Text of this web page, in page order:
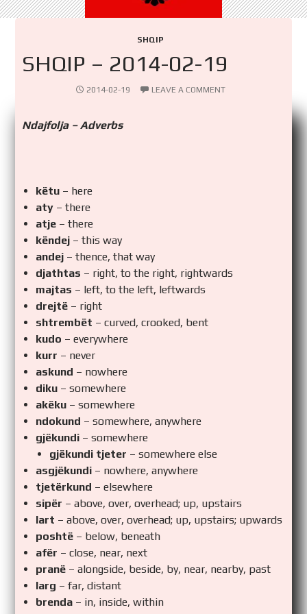
SHQIP
SHQIP – 2014-02-19
2014-02-19 LEAVE A COMMENT
Ndajfolja – Adverbs
këtu – here
aty – there
atje – there
këndej – this way
andej – thence, that way
djathtas – right, to the right, rightwards
majtas – left, to the left, leftwards
drejtë – right
shtrembët – curved, crooked, bent
kudo – everywhere
kurr – never
askund – nowhere
diku – somewhere
akëku – somewhere
ndokund – somewhere, anywhere
gjëkundi – somewhere
gjëkundi tjeter – somewhere else
asgjëkundi – nowhere, anywhere
tjetërkund – elsewhere
sipër – above, over, overhead; up, upstairs
lart – above, over, overhead; up, upstairs; upwards
poshtë – below, beneath
afër – close, near, next
pranë – alongside, beside, by, near, nearby, past
larg – far, distant
brenda – in, inside, within